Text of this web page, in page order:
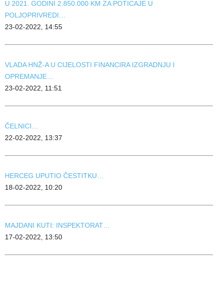
U 2021. GODINI 2.850.000 KM ZA POTICAJE U
POLJOPRIVREDI…
23-02-2022, 14:55
VLADA HNŽ-A U CIJELOSTI FINANCIRA IZGRADNJU I
OPREMANJE…
23-02-2022, 11:51
ČELNICI…
22-02-2022, 13:37
HERCEG UPUTIO ČESTITKU…
18-02-2022, 10:20
MAJDANI KUTI: INSPEKTORAT…
17-02-2022, 13:50